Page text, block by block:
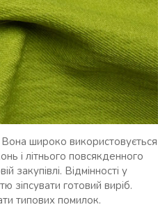
широко використовується
і літнього повсякденного
закупівлі. Відмінності у
зіпсувати готовий виріб.
типових помилок.